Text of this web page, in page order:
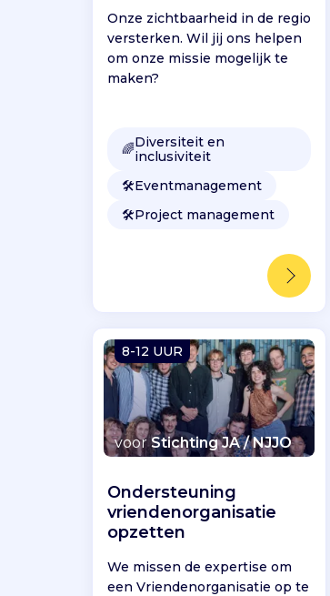
Onze zichtbaarheid in de regio
versterken. Wil jij ons helpen
om onze missie mogelijk te
maken?
🌈Diversiteit en
inclusiviteit
🛠️Eventmanagement
🛠️Project management
8-12 UUR
voorStichting JA / NJJO
Ondersteuning
vriendenorganisatie
opzetten
We missen de expertise om
een Vriendenorganisatie op te